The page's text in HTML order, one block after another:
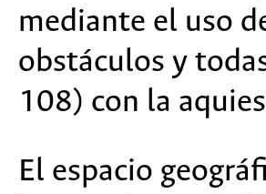
mediante el uso
obstáculos y
108) con la
El espacio